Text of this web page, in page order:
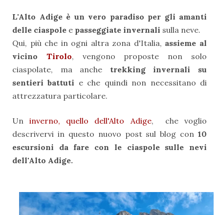
L'Alto Adige è un vero paradiso per gli amanti
delle ciaspole e passeggiate invernali sulla neve.
Qui, più che in ogni altra zona d'Italia, assieme al
vicino Tirolo, vengono proposte non solo
ciaspolate, ma anche trekking invernali su
sentieri battuti e che quindi non necessitano di
attrezzatura particolare.
Uninverno, quello dell'Alto Adige, che voglio
descrivervi in questo nuovo post sul blog con 10
escursioni da fare con le ciaspole sulle nevi
dell'Alto Adige.